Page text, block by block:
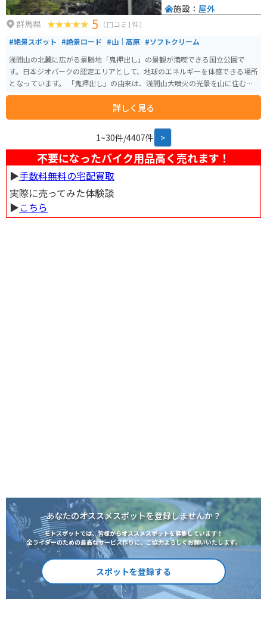
群馬県 5 （口コミ1件）
#絶景スポット #絶景ロード #山｜高原 #ソフトクリーム
浅間山の北麓に広がる景勝地「鬼押出し」の景観が満喫できる国立公園で
す。日本ジオパークの認定エリアとして、地球のエネルギーを体感できる場所
となっています。 「鬼押出し」の由来は、浅間山大噴火の光景を山に住む鬼
の行状で押し出されたものだとして、自然発生的に名付けられたと考えられ
ています。無数の溶岩石が織りなす絶景に、高山植物などの植物が四季の彩
りを添え、美しいコントラストを見せてくれます。 園内中央には、寛永寺別
院「浅間山観音堂」が建立されており、堂内には、寛永寺秘仏「聖観世音菩
薩」が、浅間山大噴火の犠牲者の供養と厄除け観音として祀られています。
期間限定で、18日には「御開扉」として秘仏を拝むことができます。園内は
遊歩道が整備されているほか、売店、展望室、レストランもあります。
詳しく見る
施設： 屋外
1~30件/4407件 >
不要になったバイク用品高く売れます！
▶︎手数料無料の宅配買取
実際に売ってみた体験談
▶︎こちら
あなたのオススメスポットを登録しませんか？
モトスポットでは、皆様からオススメスポットを募集しています！
全ライダーのための最高なサービス作りに、ご協力よろしくお願いいたします。
スポットを登録する